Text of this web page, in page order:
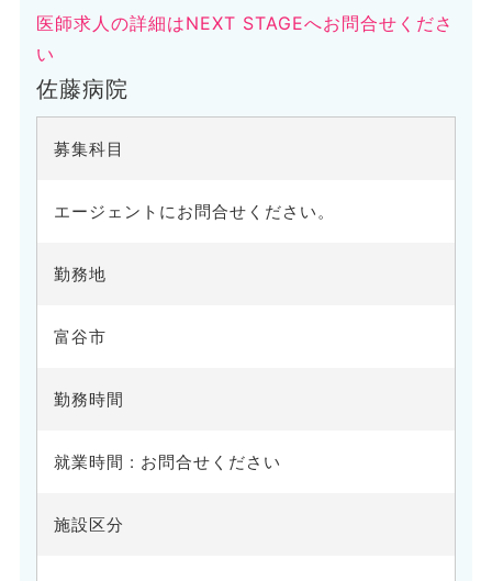
医師求人の詳細はNEXT STAGEへお問合せくださ
い
佐藤病院
募集科目
エージェントにお問合せください。
勤務地
富谷市
勤務時間
就業時間 : お問合せください
施設区分